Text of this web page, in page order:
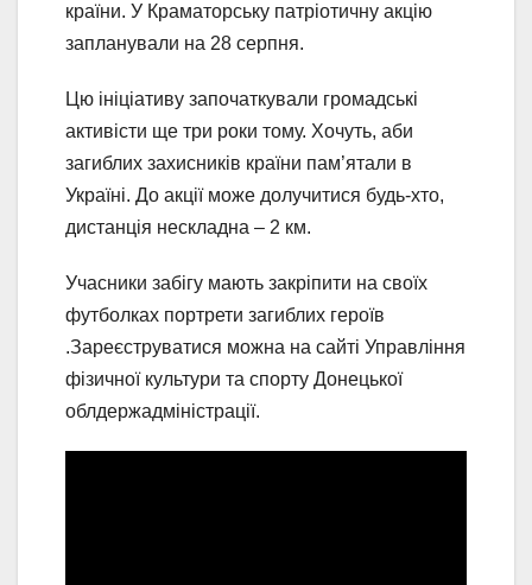
країни. У Краматорську патріотичну акцію
запланували на 28 серпня.
Цю ініціативу започаткували громадські
активісти ще три роки тому. Хочуть, аби
загиблих захисників країни пам’ятали в
Україні. До акції може долучитися будь-хто,
дистанція нескладна – 2 км.
Учасники забігу мають закріпити на своїх
футболках портрети загиблих героїв
.Зареєструватися можна на сайті Управління
фізичної культури та спорту Донецької
облдержадміністрації.